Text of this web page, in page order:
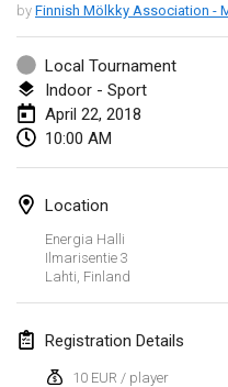
by Finnish Mölkky Association -
Local Tournament
Indoor - Sport
April 22, 2018
10:00 AM
Location
Energia Halli
Ilmarisentie 3
Lahti Finland
Registration Details
10 EUR / player
Tournoi d'Hiver
Jan 27, 2018|France
Tournoi de Mölkky -
Jan 27, 2018
February 2018
Lumi Mölkky
Feb 3, 2018
Feb 10, 2018|France